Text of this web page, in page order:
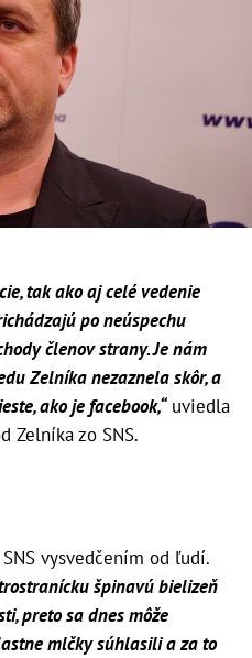
tak ako aj celé vedenie
po neúspechu
členov strany. Je nám
Zelníka nezaznela skôr, a
ako je facebook,“uviedla
Zelníka zo SNS.
vysvedčením od ľudí.
špinavú bielizeň
preto sa dnes môže
mlčky súhlasili a za to